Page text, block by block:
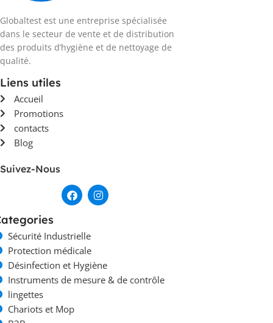
Globaltest est une entreprise spécialisée
dans le secteur de vente et de distribution
des produits d’hygiène et de nettoyage de
qualité.
Liens utiles
Accueil
Promotions
contacts
Blog
Suivez-Nous
Sécurité Industrielle
Protection médicale
Désinfection et Hygiène
Instruments de mesure & de contrôle
lingettes
Chariots et Mop